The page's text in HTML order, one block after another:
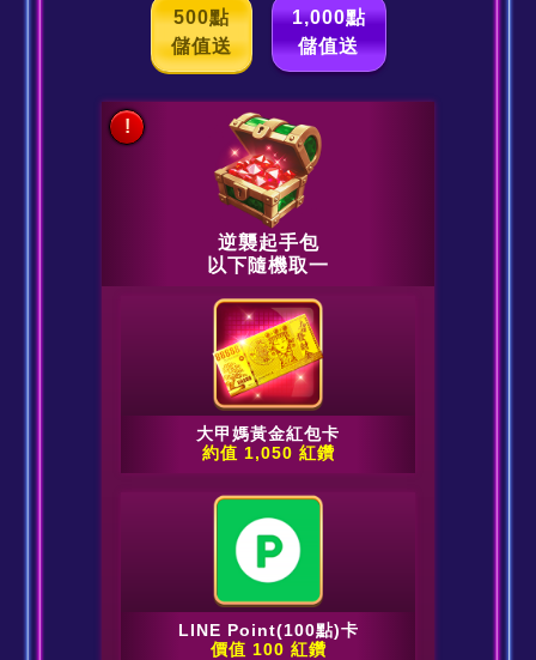
500點
儲值送
1,000點
儲值送
逆襲起手包
以下隨機取一
大甲媽黃金紅包卡
約值 1,050 紅鑽
LINE Point(100點)卡
價值 100 紅鑽